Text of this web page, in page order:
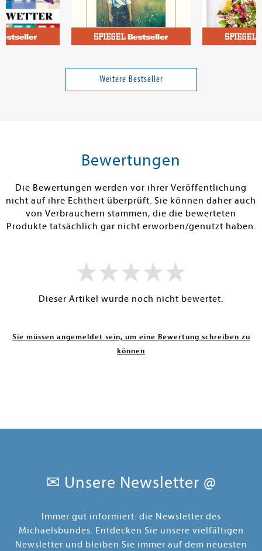
Wirf einen Schatten
Warenkorb
Weitere Bestseller
Bewertungen
Die Bewertungen werden vor ihrer Veröffentlichung
nicht auf ihre Echtheit überprüft. Sie können daher auch
von Verbrauchern stammen, die die bewerteten
Produkte tatsächlich gar nicht erworben/genutzt haben.
Dieser Artikel wurde noch nicht bewertet.
Sie müssen angemeldet sein, um eine Bewertung schreiben zu
können
✉ Unsere Newsletter @
Immer gut informiert: die Newsletter des
Michaelsbundes. Entdecken Sie unsere vielfältigen
Newsletter und bleiben Sie immer auf dem neuesten